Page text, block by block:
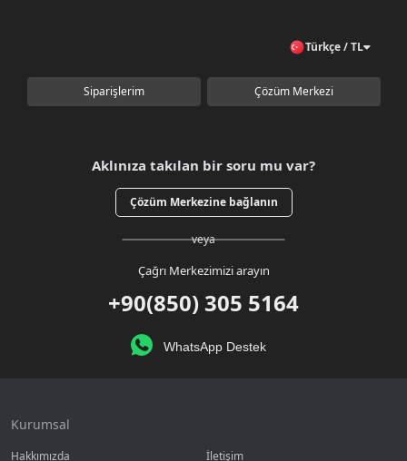
Türkçe / TL
Siparişlerim Çözüm Merkezi
Aklınıza takılan bir soru mu var?
Çözüm Merkezine bağlanın
veya
Çağrı Merkezimizi arayın
+90(850) 305 5164
WhatsApp Destek
Kurumsal
Hakkımızda
İletişim